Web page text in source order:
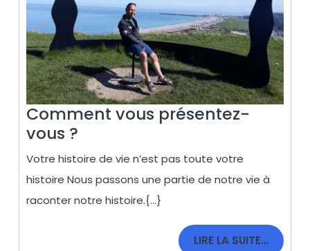
Comment vous présentez-
vous ?
vous
présentez-
vous
?
Votre histoire de vie n’est pas toute votre
histoire Nous passons une partie de notre vie à
raconter notre histoire.{...}
LIRE LA SUITE…LIRE